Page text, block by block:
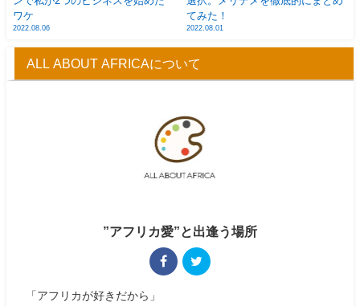
ワケ
2022.08.06
てみた！
2022.08.01
ALL ABOUT AFRICAについて
”アフリカ愛”と出逢う場所
「アフリカが好きだから」